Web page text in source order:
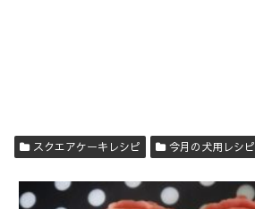
スクエアケーキレシピ 今月の犬用レシピ